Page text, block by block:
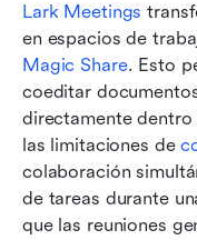
Lark Meetings
Magic Share. Esto
coeditar
directamente dentro
las limitaciones de
colaboración
de tareas durante
que las reuniones